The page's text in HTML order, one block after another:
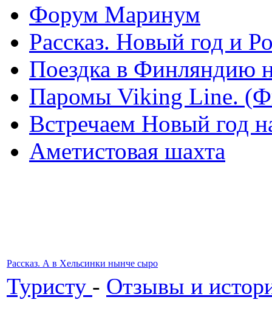
Форум Маринум
Рассказ. Новый год и
Поездка в Финляндию
Паромы Viking Line.
Встречаем Новый год
Аметистовая шахта
Рассказ. А в Хельсинки нынче сыро
Туристу - Отзывы и